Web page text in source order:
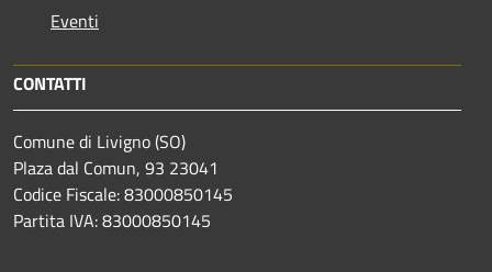
Eventi
CONTATTI
Comune di Livigno (SO)
Plaza dal Comun, 93 23041
Codice Fiscale: 83000850145
Partita IVA: 83000850145